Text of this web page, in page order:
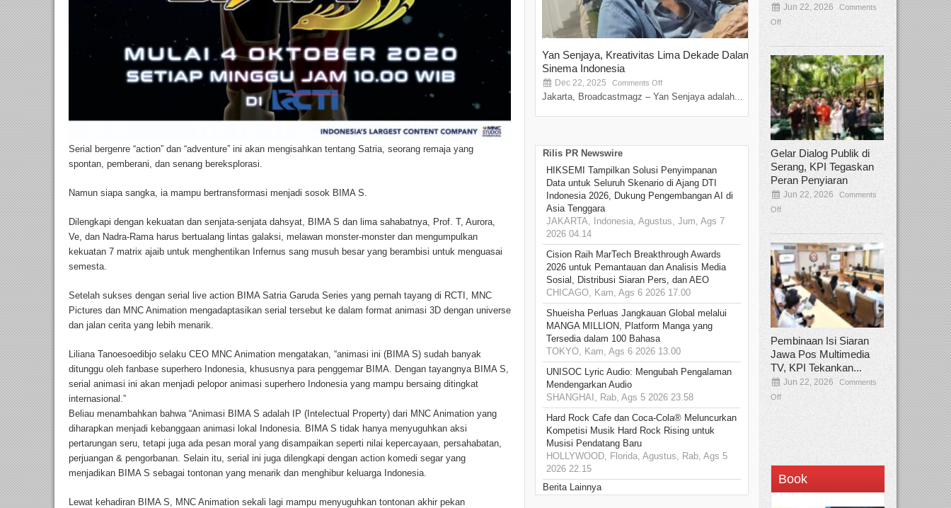
Serial bergenre “action” dan “adventure” ini akan mengisahkan tentang Satria, seorang remaja yang
spontan, pemberani, dan senang bereksplorasi.
Namun siapa sangka, ia mampu bertransformasi menjadi sosok BIMA S.
Dilengkapi dengan kekuatan dan senjata-senjata dahsyat, BIMA S dan lima sahabatnya, Prof. T, Aurora,
Ve, dan Nadra-Rama harus bertualang lintas galaksi, melawan monster-monster dan mengumpulkan
kekuatan 7 matrix ajaib untuk menghentikan Infernus sang musuh besar yang berambisi untuk menguasai
semesta.
Setelah sukses dengan serial live action BIMA Satria Garuda Series yang pernah tayang di RCTI, MNC
Pictures dan MNC Animation mengadaptasikan serial tersebut ke dalam format animasi 3D dengan universe
dan jalan cerita yang lebih menarik.
Liliana Tanoesoedibjo selaku CEO MNC Animation mengatakan, “animasi ini (BIMA S) sudah banyak
ditunggu oleh fanbase superhero Indonesia, khususnya para penggemar BIMA. Dengan tayangnya BIMA S,
serial animasi ini akan menjadi pelopor animasi superhero Indonesia yang mampu bersaing ditingkat
internasional.”
Beliau menambahkan bahwa “Animasi BIMA S adalah IP (Intelectual Property) dari MNC Animation yang
diharapkan menjadi kebanggaan animasi lokal Indonesia. BIMA S tidak hanya menyuguhkan aksi
pertarungan seru, tetapi juga ada pesan moral yang disampaikan seperti nilai kepercayaan, persahabatan,
perjuangan & pengorbanan. Selain itu, serial ini juga dilengkapi dengan action komedi segar yang
menjadikan BIMA S sebagai tontonan yang menarik dan menghibur keluarga Indonesia.
Lewat kehadiran BIMA S, MNC Animation sekali lagi mampu menyuguhkan tontonan akhir pekan
Yan Senjaya, Kreativitas Lima Dekade Dalam
Sinema Indonesia
Dec 22, 2025 Comments Off
Jakarta, Broadcastmagz – Yan Senjaya adalah...
Tamee Irelly Menjadi Juri Open
Film Terbaru...
Sep 08, 2025 Comments Off
Bekasi, Broadcastmagz – Dalam upaya
talenta...
Rilis PR Newswire
HIKSEMI Tampilkan Solusi Penyimpanan
Data untuk Seluruh Skenario di Ajang DTI
Indonesia 2026, Dukung Pengembangan AI di
Asia Tenggara
JAKARTA, Indonesia, Agustus, Jum, Ags 7
2026 04.14
Cision Raih MarTech Breakthrough Awards
2026 untuk Pemantauan dan Analisis Media
Sosial, Distribusi Siaran Pers, dan AEO
CHICAGO, Kam, Ags 6 2026 17.00
Shueisha Perluas Jangkauan Global melalui
MANGA MILLION, Platform Manga yang
Tersedia dalam 100 Bahasa
TOKYO, Kam, Ags 6 2026 13.00
UNISOC Lyric Audio: Mengubah Pengalaman
Mendengarkan Audio
SHANGHAI, Rab, Ags 5 2026 23.58
Hard Rock Cafe dan Coca-Cola® Meluncurkan
Kompetisi Musik Hard Rock Rising untuk
Musisi Pendatang Baru
HOLLYWOOD, Florida, Agustus, Rab, Ags 5
2026 22.15
Berita Lainnya
Jun 22, 2026
Comments
Off
Gelar Dialog Publik di
Serang, KPI Tegaskan
Peran Penyiaran
Jun 22, 2026
Comments
Off
Pembinaan Isi Siaran
Jawa Pos Multimedia
TV, KPI Tekankan...
Jun 22, 2026
Comments
Off
Book